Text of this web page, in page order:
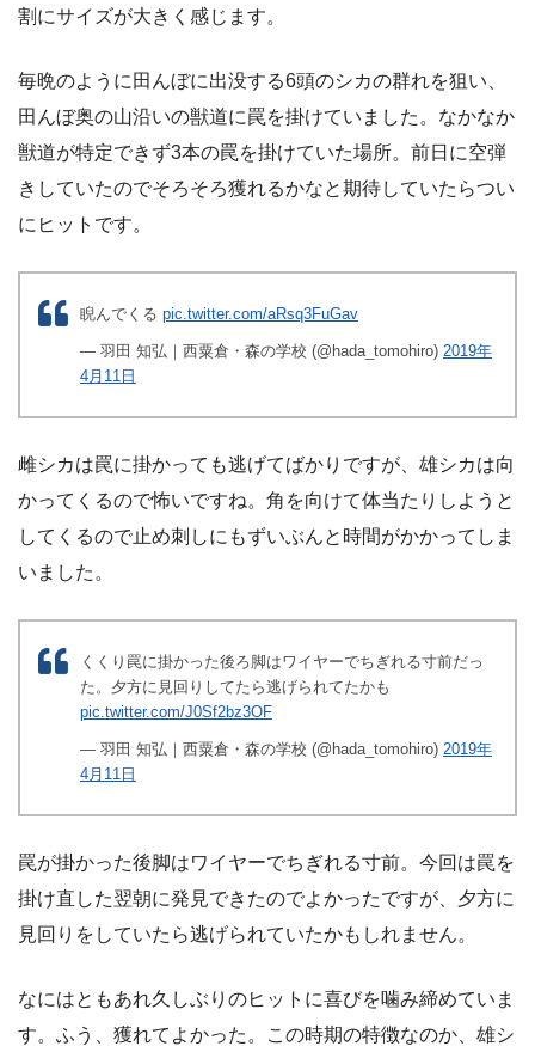
割にサイズが大きく感じます。
毎晩のように田んぼに出没する6頭のシカの群れを狙い、
田んぼ奥の山沿いの獣道に罠を掛けていました。 なかなか
獣道が特定できず3本の罠を掛けていた場所。 前日に空弾
きしていたのでそろそろ獲れるかなと期待していたらつい
にヒットです。
睨んでくる pic.twitter.com/aRsq3FuGav
— 羽田 知弘｜西粟倉・森の学校 (@hada_tomohiro) 2019年
4月11日
雌シカは罠に掛かっても逃げてばかりですが、雄シカは向
かってくるので怖いですね。角を向けて体当たりしようと
してくるので止め刺しにもずいぶんと時間がかかってしま
いました。
くくり罠に掛かった後ろ脚はワイヤーでちぎれる寸前だっ
た。夕方に見回りしてたら逃げられてたかも
pic.twitter.com/J0Sf2bz3OF
— 羽田 知弘｜西粟倉・森の学校 (@hada_tomohiro) 2019年
4月11日
罠が掛かった後脚はワイヤーでちぎれる寸前。今回は罠を
掛け直した翌朝に発見できたのでよかったですが、夕方に
見回りをしていたら逃げられていたかもしれません。
なにはともあれ久しぶりのヒットに喜びを噛み締めていま
す。ふう、獲れてよかった。この時期の特徴なのか、雄シ